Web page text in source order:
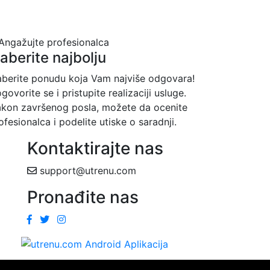
najbolju
ponudu koja Vam najviše odgovara!
se i pristupite realizaciji usluge.
završenog posla, možete da ocenite
i podelite utiske o saradnji.
Kontaktirajte nas
support@utrenu.com
Pronađite nas